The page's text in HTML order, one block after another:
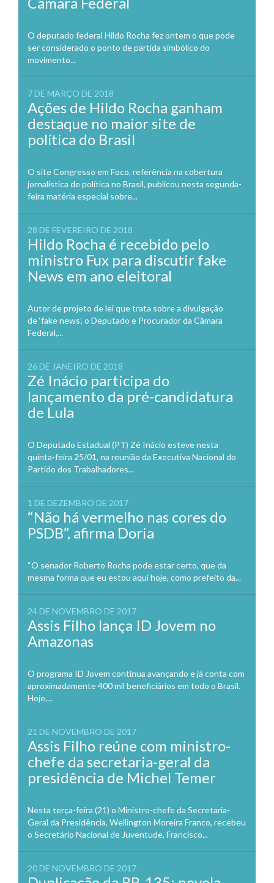
O deputado federal Hildo Rocha fez ontem o que pode
ser considerado o ponto de partida simbólico do
movimento...
7 DE MARÇO DE 2018
Ações de Hildo Rocha ganham
destaque no maior site de
política do Brasil
O site Congresso em Foco, referência na cobertura
jornalística de política no Brasil, publicou nesta segunda-
feira matéria especial sobre...
28 DE FEVEREIRO DE 2018
Hildo Rocha é recebido pelo
ministro Fux para discutir fake
News em ano eleitoral
Autor de projeto de lei que trata sobre a divulgação
de ‘fake news’, o Deputado e Procurador da Câmara
Federal,...
26 DE JANEIRO DE 2018
Zé Inácio participa do
lançamento da pré-candidatura
de Lula
O Deputado Estadual (PT) Zé Inácio esteve nesta
quinta-feira 25/01, na reunião da Executiva Nacional do
Partido dos Trabalhadores...
1 DE DEZEMBRO DE 2017
“Não há vermelho nas cores do
PSDB”, afirma Doria
“O senador Roberto Rocha pode estar certo, que da
mesma forma que eu estou aqui hoje, como prefeito da...
24 DE NOVEMBRO DE 2017
Assis Filho lança ID Jovem no
Amazonas
O programa ID Jovem continua avançando e já conta com
aproximadamente 400 mil beneficiários em todo o Brasil.
Hoje,...
21 DE NOVEMBRO DE 2017
Assis Filho reúne com ministro-
chefe da secretaria-geral da
presidência de Michel Temer
Nesta terça-feira (21) o Ministro-chefe da Secretaria-
Geral da Presidência, Wellington Moreira Franco, recebeu
o Secretário Nacional de Juventude, Francisco...
20 DE NOVEMBRO DE 2017